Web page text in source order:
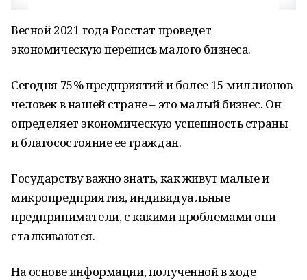
Весной 2021 года Росстат проведет
экономическую перепись малого бизнеса.
Сегодня 75% предприятий и более 15 миллионов
человек в нашей стране – это малый бизнес. Он
определяет экономическую успешность страны
и благосостояние ее граждан.
Государству важно знать, как живут малые и
микропредприятия, индивидуальные
предприниматели, с какими проблемами они
сталкиваются.
На основе информации, полученной в ходе